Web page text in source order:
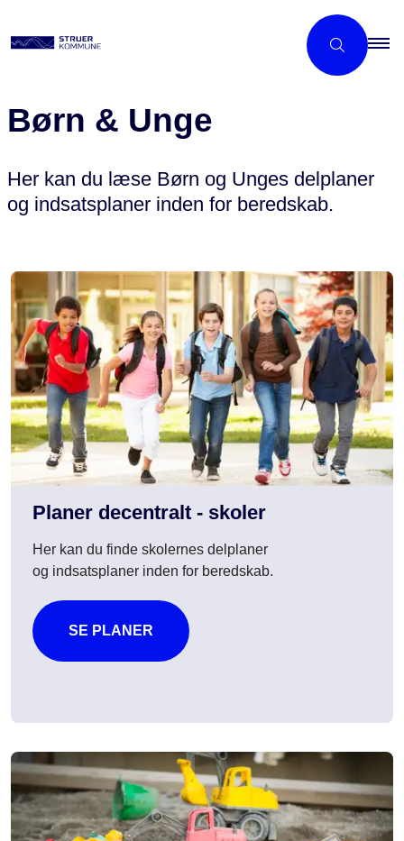
Børn & Unge
Her kan du læse Børn og Unges delplaner
og indsatsplaner inden for beredskab.
Planer decentralt - skoler
Her kan du finde skolernes delplaner
og indsatsplaner inden for beredskab.
SE PLANER